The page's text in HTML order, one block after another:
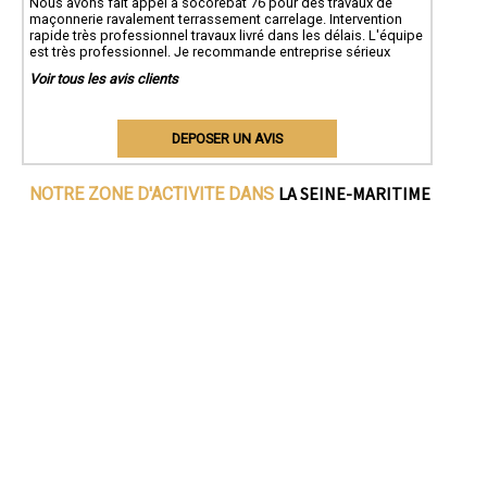
maçonnerie ravalement terrassement carrelage. Intervention
rapide très professionnel travaux livré dans les délais. L'équipe
est très professionnel. Je recommande entreprise sérieux
Voir tous les avis clients
DEPOSER UN AVIS
NOTRE ZONE D'ACTIVITE DANS LA SEINE-MARITIME